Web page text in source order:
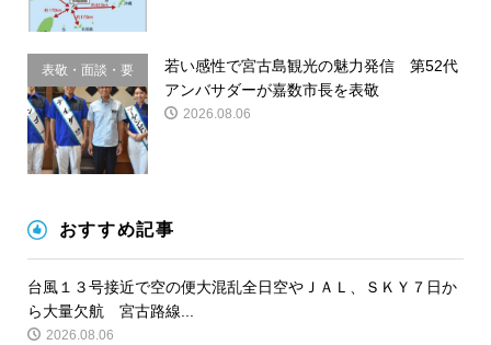
表敬・面談・要
請
若い感性で宮古島観光の魅力発信 第52代
アンバサダーが嘉数市長を表敬
2026.08.06
おすすめ記事
台風１３号接近で空の便大混乱全日空やＪＡＬ、ＳＫＹ７日か
ら大量欠航 宮古路線...
2026.08.06